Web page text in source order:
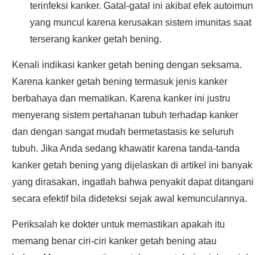
terinfeksi kanker. Gatal-gatal ini akibat efek autoimun
yang muncul karena kerusakan sistem imunitas saat
terserang kanker getah bening.
Kenali indikasi kanker getah bening dengan seksama.
Karena kanker getah bening termasuk jenis kanker
berbahaya dan mematikan. Karena kanker ini justru
menyerang sistem pertahanan tubuh terhadap kanker
dan dengan sangat mudah bermetastasis ke seluruh
tubuh. Jika Anda sedang khawatir karena tanda-tanda
kanker getah bening yang dijelaskan di artikel ini banyak
yang dirasakan, ingatlah bahwa penyakit dapat ditangani
secara efektif bila dideteksi sejak awal kemunculannya.
Periksalah ke dokter untuk memastikan apakah itu
memang benar ciri-ciri kanker getah bening atau